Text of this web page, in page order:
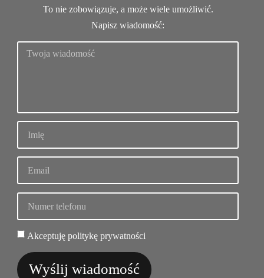
To nie zobowiązuje, a może wiele umożliwić.
Napisz wiadomość:
Akceptuję politykę prywatności
Wyślij wiadomość